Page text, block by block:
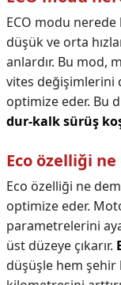
ECO modu nerede
düşük ve orta
anlardır. Bu mod,
vites değişimlerini
optimize eder. Bu
dur-kalk sürüş
Eco özelliği
Eco özelliği ne
optimize eder.
parametrelerini
üst düzeye çıkarır.
düşüşle hem şehir